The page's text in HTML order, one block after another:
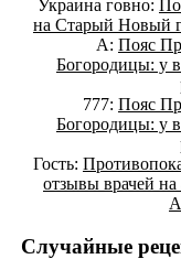
Украина говно:
на Старый Новый
А: Пояс
Богородицы: у
777: Пояс
Богородицы: у
Гость:
отзывы врачей на
Случайные